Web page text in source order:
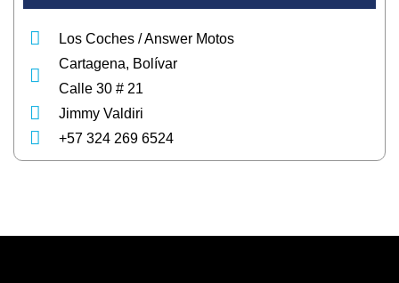
Los Coches / Answer Motos
Cartagena, Bolívar
Calle 30 # 21
Jimmy Valdiri
+57 324 269 6524